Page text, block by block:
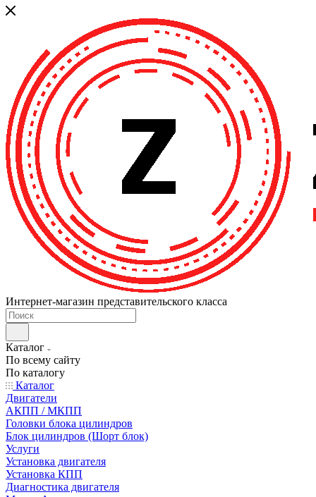
Интернет-магазин представительского класса
Каталог
По всему сайту
По каталогу
Каталог
Двигатели
АКПП / МКПП
Головки блока цилиндров
Блок цилиндров (Шорт блок)
Услуги
Установка двигателя
Установка КПП
Диагностика двигателя